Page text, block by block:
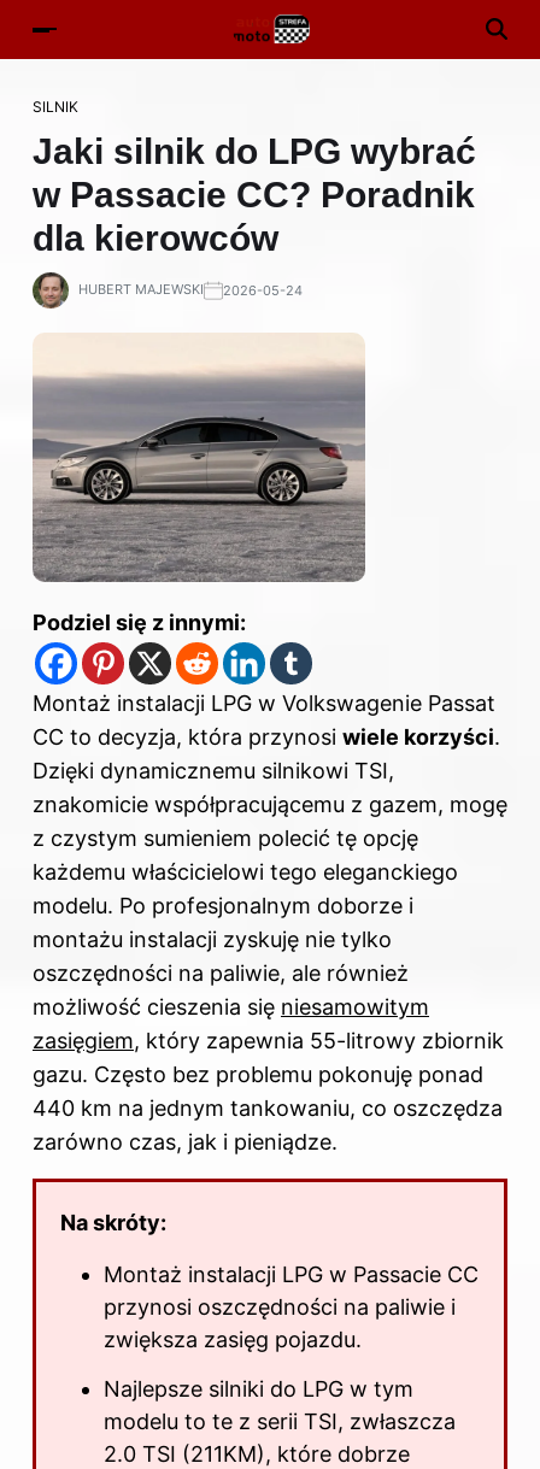
SILNIK
Jaki silnik do LPG wybrać
w Passacie CC? Poradnik
dla kierowców
HUBERT MAJEWSKI 2026-05-24
Podziel się z innymi:
Montaż instalacji LPG w Volkswagenie Passat
CC to decyzja, która przynosi wiele korzyści.
Dzięki dynamicznemu silnikowi TSI,
znakomicie współpracującemu z gazem, mogę
z czystym sumieniem polecić tę opcję
każdemu właścicielowi tego eleganckiego
modelu. Po profesjonalnym doborze i
montażu instalacji zyskuję nie tylko
oszczędności na paliwie, ale również
możliwość cieszenia się niesamowitym
zasięgiem, który zapewnia 55-litrowy zbiornik
gazu. Często bez problemu pokonuję ponad
440 km na jednym tankowaniu, co oszczędza
zarówno czas, jak i pieniądze.
Na skróty:
Montaż instalacji LPG w Passacie CC
przynosi oszczędności na paliwie i
zwiększa zasięg pojazdu.
Najlepsze silniki do LPG w tym
modelu to te z serii TSI, zwłaszcza
2.0 TSI (211KM), które dobrze